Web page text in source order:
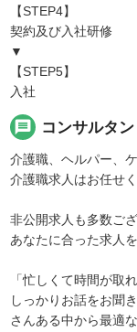
【STEP4】
契約及び入社研修
▼
【STEP5】
入社
message コンサルタ
介護職、ヘルパー、
介護職求人はお任せく
非公開求人も多数ござ
あなたに合った求人
「忙しくて時間が取
しっかりお話をお聞
さんある中から最適